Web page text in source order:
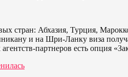
стран: Абхазия, Турция,
и на Шри-Ланку виза
партнеров есть опция